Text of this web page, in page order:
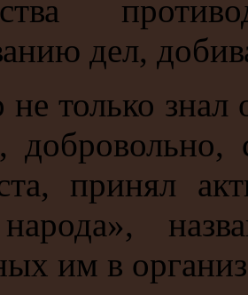
дел,
только знал
принял
им в